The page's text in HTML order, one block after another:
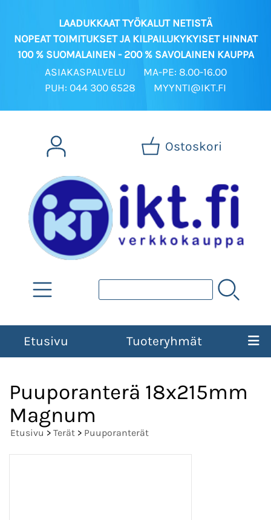
LAADUKKAAT TYÖKALUT NETISTÄ
NOPEAT TOIMITUKSET JA KILPAILUKYKYISET HINNAT
100 % SUOMALAINEN - 200 % SAVOLAINEN KAUPPA
ASIAKASPALVELU
MA-PE: 8.00-16.00
PUH: 044 300 6528
MYYNTI@IKT.FI
Ostoskori
Etusivu Tuoteryhmät
Puuporanterä 18x215mm
Magnum
Etusivu > Terät > Puuporanterät